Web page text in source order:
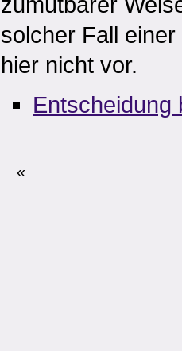
solcher Fall
hier nicht vor.
Entscheidung
«